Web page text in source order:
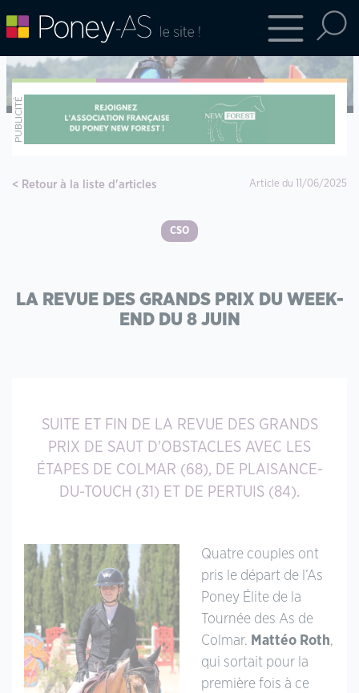
Retour à la liste d'articles Article du 11/06/2025
CSO
LA REVUE DES GRANDS PRIX DU WEEK-
END DU 8 JUIN
SUITE ET FIN DE LA REVUE DES GRANDS
PRIX DE SAUT D'OBSTACLES AVEC LES
ÉTAPES DE COLMAR (68), DE PLAISANCE-
DU-TOUCH (31) ET DE PERTUIS (84).
Quatre couples ont
pris le départ de l’As
Poney Élite de la
Tournée des As de
Colmar. Mattéo Roth,
qui sortait pour la
première fois à ce